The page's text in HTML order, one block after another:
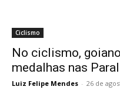
Ciclismo
No ciclismo,
medalhas nas
Luiz Felipe Mendes - 26 de